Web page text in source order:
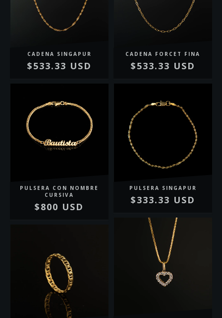
CADENA SINGAPUR
$533.33 USD
CADENA FORCET FINA
$533.33 USD
PULSERA CON NOMBRE
CURSIVA
$800 USD
PULSERA SINGAPUR
$333.33 USD